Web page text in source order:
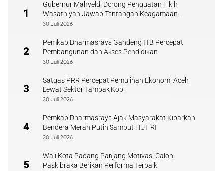
1
Gubernur Mahyeldi Dorong Penguatan Fikih
Wasathiyah Jawab Tantangan Keagamaan
Kontemporer
30 Juli 2026
2
Pemkab Dharmasraya Gandeng ITB Percepat
Pembangunan dan Akses Pendidikan
30 Juli 2026
3
Satgas PRR Percepat Pemulihan Ekonomi Aceh
Lewat Sektor Tambak Kopi
30 Juli 2026
4
Pemkab Dharmasraya Ajak Masyarakat Kibarkan
Bendera Merah Putih Sambut HUT RI
30 Juli 2026
5
Wali Kota Padang Panjang Motivasi Calon
Paskibraka Berikan Performa Terbaik